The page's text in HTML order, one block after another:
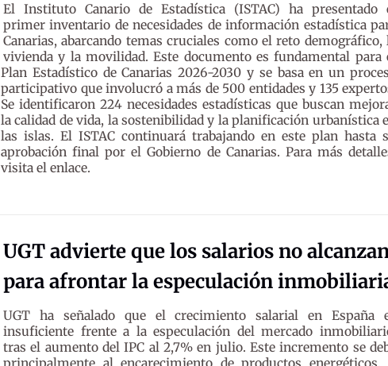
El Instituto Canario de Estadística (ISTAC) ha presentado
primer inventario de necesidades de información estadística
Canarias, abarcando temas cruciales como el reto demográfico,
vivienda y la movilidad. Este documento es fundamental para
Plan Estadístico de Canarias 2026-2030 y se basa en un
participativo que involucró a más de 500 entidades y 135
Se identificaron 224 necesidades estadísticas que buscan
la calidad de vida, la sostenibilidad y la planificación urbanística
las islas. El ISTAC continuará trabajando en este plan hasta
aprobación final por el Gobierno de Canarias. Para más
visita el enlace.
UGT advierte que los salarios no
para afrontar la especulación
UGT ha señalado que el crecimiento salarial en España
insuficiente frente a la especulación del mercado
tras el aumento del IPC al 2,7% en julio. Este incremento se